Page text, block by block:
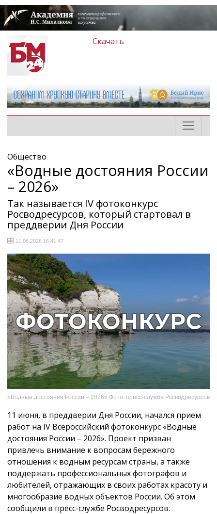
Скачать
Общество
«Водные достояния России
– 2026»
Так называется IV фотоконкурс
Росводресурсов, который стартовал в
преддверии Дня России
11.06.2026 16:41:47
«Водные достояния России – 2026» Фото: пресс-служба Росводресурсов
11 июня, в преддверии Дня России, начался прием
работ на IV Всероссийский фотоконкурс «Водные
достояния России – 2026». Проект призван
привлечь внимание к вопросам бережного
отношения к водным ресурсам страны, а также
поддержать профессиональных фотографов и
любителей, отражающих в своих работах красоту и
многообразие водных объектов России. Об этом
сообщили в пресс-службе Росводресурсов.